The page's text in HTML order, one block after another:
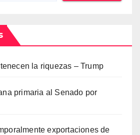
la riquezas – Trump
primaria al Senado por
exportaciones de